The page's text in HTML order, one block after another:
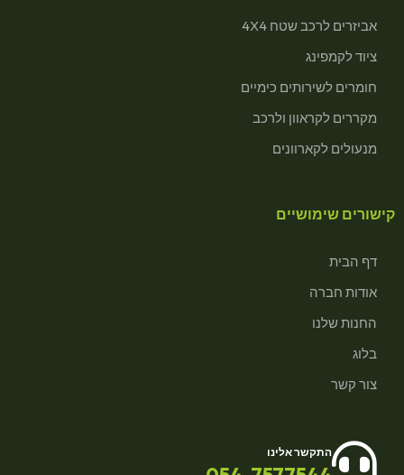
אביזרים לרכב שטח 4X4
ציוד לקמפינג
חומרים לשירותים כימיים
מקררים לקראוון ולרכב
מנעולים לקארוונים
קישורים שימושיים
דף הבית
אודות חברה
החנות שלנו
בלוג
צור קשר
התקשר אלינו